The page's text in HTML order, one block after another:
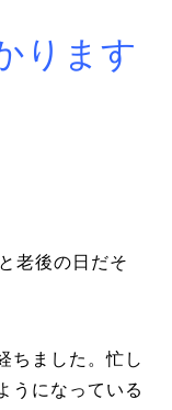
ります
老後の日だそ
ちました。忙し
うになっている